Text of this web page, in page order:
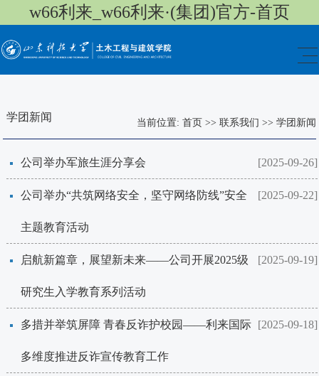
w66利来_w66利来·(集团)官方-首页
学团新闻 当前位置: 首页 >> 联系我们 >> 学团新闻
[2025-09-26]
​公司举办军旅生涯分享会
[2025-09-22]
​公司举办“共筑网络安全，坚守网络防线”安全
主题教育活动
[2025-09-19]
启航新篇章，展望新未来——​公司开展2025级
研究生入学教育系列活动
[2025-09-18]
多措并举筑屏障 青春反诈护校园——​利来国际
多维度推进反诈宣传教育工作